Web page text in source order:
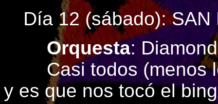
Día 12 (sábado): SAN
Orquesta:
Casi todos (menos
y es que nos tocó el